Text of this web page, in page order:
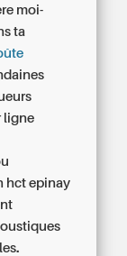
moi-
ta
ligne
hct epinay